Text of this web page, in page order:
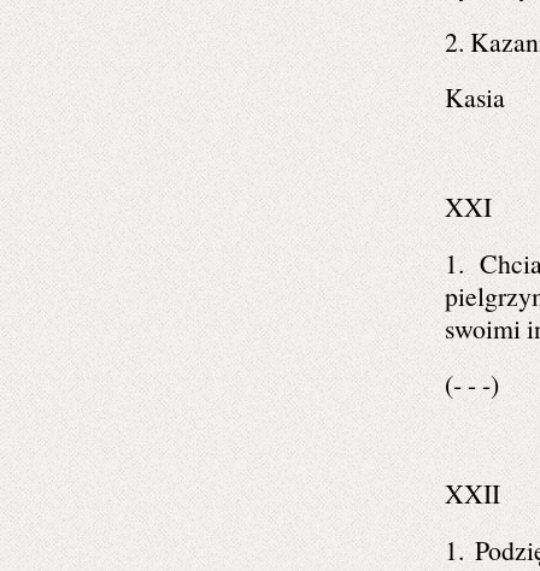
2.
Kasia
XXI
1.
swoimi
(- - -)
XXII
1.